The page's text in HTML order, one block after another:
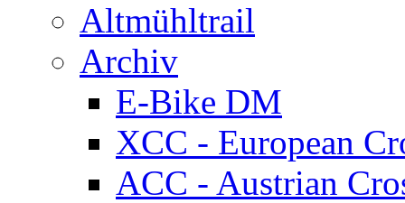
Altmühltrail
Archiv
E-Bike DM
XCC - European
ACC - Austrian